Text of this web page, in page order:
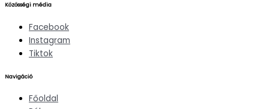
Közösségi média
Facebook
Instagram
Tiktok
Navigáció
Főoldal